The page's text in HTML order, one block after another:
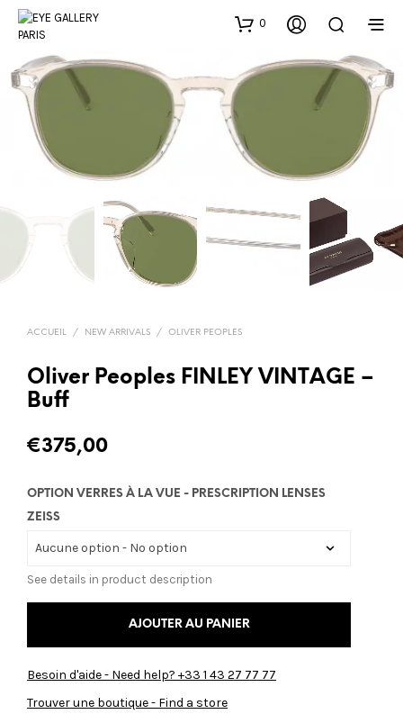
0
ACCUEIL / NEW ARRIVALS / OLIVER PEOPLES
Oliver Peoples FINLEY VINTAGE –
Buff
€375,00
OPTION VERRES À LA VUE - PRESCRIPTION LENSES
ZEISS
See details in product description
AJOUTER AU PANIER
Besoin d'aide - Need help? +33 1 43 27 77 77
Trouver une boutique - Find a store